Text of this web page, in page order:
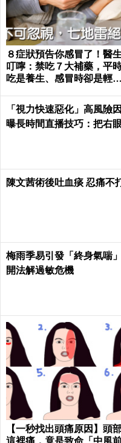
８症狀預告你感冒了！醫生
叮嚀：禁吃７大補藥，平
吃是養生、感冒時卻是輕生
「視力快速惡化」高風險
曝長時間直播技巧：把右
陳文茜術後吐血痰 忍痛不
梅雨季易引發「終身氣喘
開法解過敏危機
【一秒找出頭痛原因】頭